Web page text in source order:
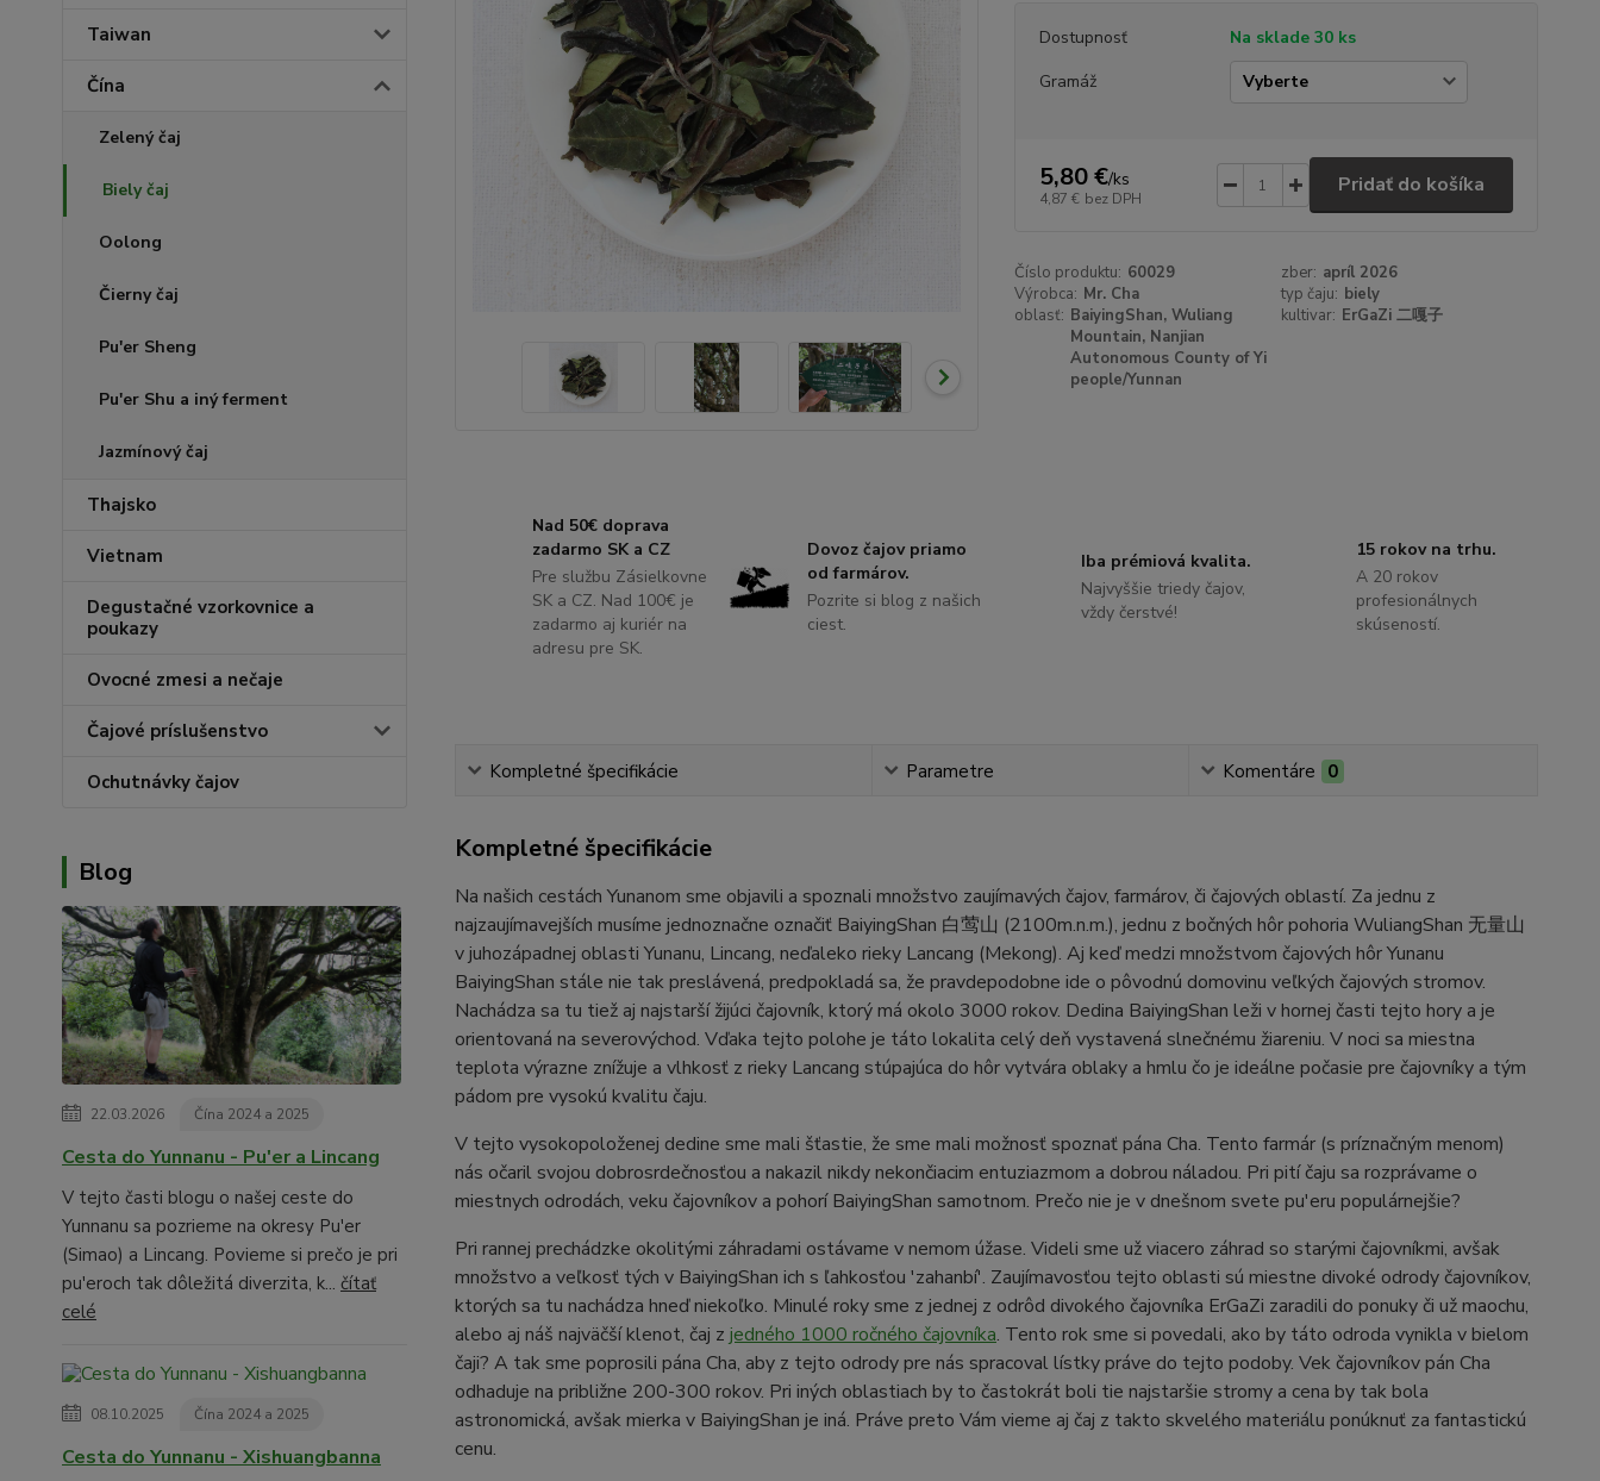
Taiwan
Čína
Zelený čaj
Biely čaj
Oolong
Čierny čaj
Pu'er Sheng
Pu'er Shu a iný ferment
Jazmínový čaj
Thajsko
Vietnam
Degustačné vzorkovnice a
poukazy
Ovocné zmesi a nečaje
Čajové príslušenstvo
Ochutnávky čajov
Blog
22.03.2026 Čína 2024 a 2025
Cesta do Yunnanu - Pu'er a Lincang
V tejto časti blogu o našej ceste do
Yunnanu sa pozrieme na okresy Pu'er
(Simao) a Lincang. Povieme si prečo je pri
pu'eroch tak dôležitá diverzita, k... čítať
celé
08.10.2025 Čína 2024 a 2025
Cesta do Yunnanu - Xishuangbanna
Dostupnosť
Na sklade 30 ks
Gramáž
5,80 €/ks
4,87 € bez DPH
Pridať do košíka
Číslo produktu: 60029 zber: apríl 2026
Výrobca: Mr. Cha typ čaju: biely
oblasť: BaiyingShan, Wuliang
Mountain, Nanjian
Autonomous County of Yi
people/Yunnan
kultivar: ErGaZi 二嘎子
Nad 50€ doprava
zadarmo SK a CZ
Pre službu Zásielkovne
SK a CZ. Nad 100€ je
zadarmo aj kuriér na
adresu pre SK.
Dovoz čajov priamo
od farmárov.
Pozrite si blog z našich
ciest.
Iba prémiová kvalita.
Najvyššie triedy čajov,
vždy čerstvé!
15 rokov na trhu.
A 20 rokov
profesionálnych
skúseností.
Kompletné špecifikácie Parametre Komentáre 0
Kompletné špecifikácie
Na našich cestách Yunanom sme objavili a spoznali množstvo zaujímavých čajov, farmárov, či čajových oblastí. Za jednu z
najzaujímavejších musíme jednoznačne označiť BaiyingShan 白莺山 (2100m.n.m.), jednu z bočných hôr pohoria WuliangShan 无量山
v juhozápadnej oblasti Yunanu, Lincang, neďaleko rieky Lancang (Mekong). Aj keď medzi množstvom čajových hôr Yunanu
BaiyingShan stále nie tak preslávená, predpokladá sa, že pravdepodobne ide o pôvodnú domovinu veľkých čajových stromov.
Nachádza sa tu tiež aj najstarší žijúci čajovník, ktorý má okolo 3000 rokov. Dedina BaiyingShan leži v hornej časti tejto hory a je
orientovaná na severovýchod. Vďaka tejto polohe je táto lokalita celý deň vystavená slnečnému žiareniu. V noci sa miestna
teplota výrazne znížuje a vlhkosť z rieky Lancang stúpajúca do hôr vytvára oblaky a hmlu čo je ideálne počasie pre čajovníky a tým
pádom pre vysokú kvalitu čaju.
V tejto vysokopoloženej dedine sme mali šťastie, že sme mali možnosť spoznať pána Cha. Tento farmár (s príznačným menom)
nás očaril svojou dobrosrdečnosťou a nakazil nikdy nekončiacim entuziazmom a dobrou náladou. Pri pití čaju sa rozprávame o
miestnych odrodách, veku čajovníkov a pohorí BaiyingShan samotnom. Prečo nie je v dnešnom svete pu'eru populárnejšie?
Pri rannej prechádzke okolitými záhradami ostávame v nemom úžase. Videli sme už viacero záhrad so starými čajovníkmi, avšak
množstvo a veľkosť tých v BaiyingShan ich s ľahkosťou 'zahanbí'. Zaujímavosťou tejto oblasti sú miestne divoké odrody čajovníkov,
ktorých sa tu nachádza hneď niekoľko. Minulé roky sme z jednej z odrôd divokého čajovníka ErGaZi zaradili do ponuky či už maochu,
alebo aj náš najväčší klenot, čaj z jedného 1000 ročného čajovníka. Tento rok sme si povedali, ako by táto odroda vynikla v bielom
čaji? A tak sme poprosili pána Cha, aby z tejto odrody pre nás spracoval lístky práve do tejto podoby. Vek čajovníkov pán Cha
odhaduje na približne 200-300 rokov. Pri iných oblastiach by to častokrát boli tie najstaršie stromy a cena by tak bola
astronomická, avšak mierka v BaiyingShan je iná. Práve preto Vám vieme aj čaj z takto skvelého materiálu ponúknuť za fantastickú
cenu.